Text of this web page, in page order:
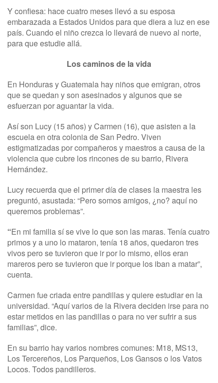
Y confiesa: hace cuatro meses llevó a su esposa
embarazada a Estados Unidos para que diera a luz en ese
país. Cuando el niño crezca lo llevará de nuevo al norte,
para que estudie allá.
Los caminos de la vida
En Honduras y Guatemala hay niños que emigran, otros
que se quedan y son asesinados y algunos que se
esfuerzan por aguantar la vida.
Así son Lucy (15 años) y Carmen (16), que asisten a la
escuela en otra colonia de San Pedro. Viven
estigmatizadas por compañeros y maestros a causa de la
violencia que cubre los rincones de su barrio, Rivera
Hernández.
Lucy recuerda que el primer día de clases la maestra les
preguntó, asustada: “Pero somos amigos, ¿no? aquí no
queremos problemas”.
“En mi familia sí se vive lo que son las maras. Tenía cuatro
primos y a uno lo mataron, tenía 18 años, quedaron tres
vivos pero se tuvieron que ir por lo mismo, ellos eran
mareros pero se tuvieron que ir porque los iban a matar”,
cuenta.
Carmen fue criada entre pandillas y quiere estudiar en la
universidad. “Aquí varios de la Rivera deciden irse para no
estar metidos en las pandillas o para no ver sufrir a sus
familias”, dice.
En su barrio hay varios nombres comunes: M18, MS13,
Los Tercereños, Los Parqueños, Los Gansos o los Vatos
Locos. Todos pandilleros.